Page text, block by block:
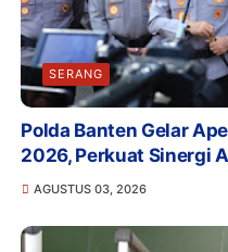
SERANG
Polda Banten Gelar
2026, Perkuat Sinergi
AGUSTUS 03, 2026